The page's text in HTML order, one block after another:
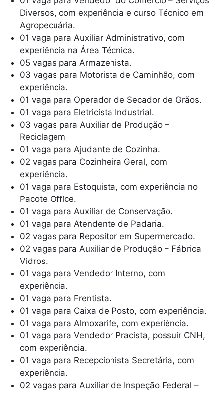
Diversos, com experiência e curso Técnico em
Agropecuária.
01 vaga para Auxiliar Administrativo, com
experiência na Área Técnica.
05 vagas para Armazenista.
03 vagas para Motorista de Caminhão, com
experiência.
01 vaga para Operador de Secador de Grãos.
01 vaga para Eletricista Industrial.
03 vagas para Auxiliar de Produção –
Reciclagem
01 vaga para Ajudante de Cozinha.
02 vagas para Cozinheira Geral, com
experiência.
01 vaga para Estoquista, com experiência no
Pacote Office.
01 vaga para Auxiliar de Conservação.
01 vaga para Atendente de Padaria.
02 vagas para Repositor em Supermercado.
02 vagas para Auxiliar de Produção – Fábrica
Vidros.
01 vaga para Vendedor Interno, com
experiência.
01 vaga para Frentista.
01 vaga para Caixa de Posto, com experiência.
01 vaga para Almoxarife, com experiência.
01 vaga para Vendedor Pracista, possuir CNH,
com experiência.
01 vaga para Recepcionista Secretária, com
experiência.
02 vagas para Auxiliar de Inspeção Federal –